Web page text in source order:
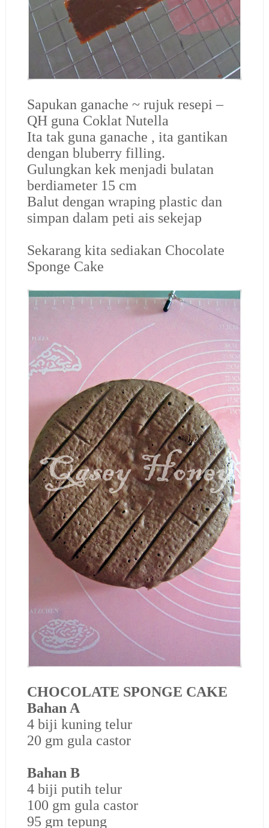
Sapukan ganache ~ rujuk resepi –
QH guna Coklat Nutella
Ita tak guna ganache , ita gantikan
dengan bluberry filling.
Gulungkan kek menjadi bulatan
berdiameter 15 cm
Balut dengan wraping plastic dan
simpan dalam peti ais sekejap
Sekarang kita sediakan Chocolate
Sponge Cake
CHOCOLATE SPONGE CAKE
Bahan A
4 biji kuning telur
20 gm gula castor
Bahan B
4 biji putih telur
100 gm gula castor
95 gm tepung